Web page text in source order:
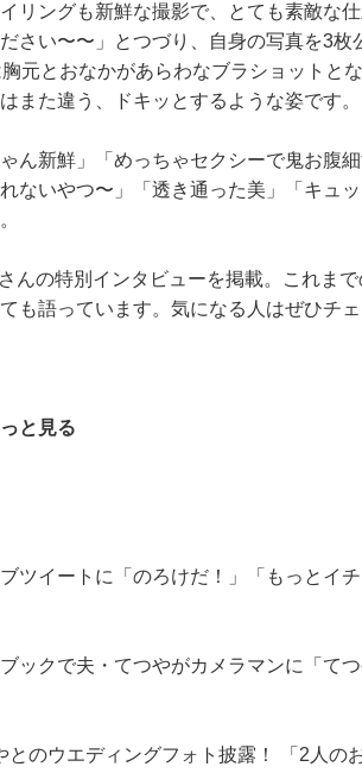
リングも新鮮な撮影で、とても素敵な
さい〜〜」とつづり、自身の写真を3枚
元とおなかがあらわなブラショットと
また違う、ドキッとするような姿です。
ん新鮮」「めっちゃセクシーで鬼お腹
ないやつ〜」「透き通った美」「キュ
んの特別インタビューを掲載。これま
も語っています。気になる人はぜひチェ
と見る
ツイートに「のろけだ！」「もっとイ
ックで夫・てつやがカメラマンに「て
とのウエディングフォト披露！ 「2人の